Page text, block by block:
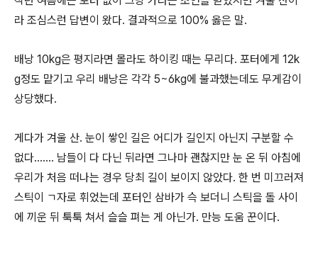
라 조심스런 답변이 왔다. 결과적으로 100% 옳은 말.
배낭 10kg은 평지라면 몰라도 하이킹 때는 무리다. 포터에게 12k
g정도 맡기고 우리 배낭은 각각 5~6kg에 불과했는데도 무게감이
상당했다.
게다가 겨울 산. 눈이 쌓인 길은 어디가 길인지 아닌지 구분할 수
없다……. 남들이 다 다닌 뒤라면 그나마 괜찮지만 눈 온 뒤 아침에
우리가 처음 떠나는 경우 당최 길이 보이지 않았다. 한 번 미끄러져
스틱이 ㄱ자로 휘었는데 포터인 삼바가 슥 보더니 스틱을 돌 사이
에 끼운 뒤 툭툭 쳐서 슬슬 펴는 게 아닌가. 만능 도움 꾼이다.